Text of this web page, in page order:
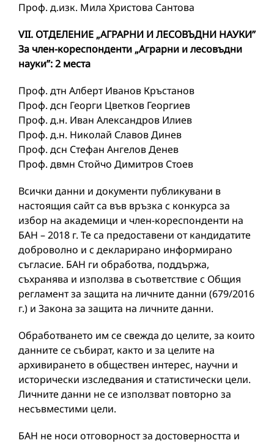
Проф. д.изк. Мила Христова Сантова
VII. ОТДЕЛЕНИЕ „АГРАРНИ И ЛЕСОВЪДНИ НАУКИ”
За член-кореспонденти „Аграрни и лесовъдни
науки”: 2 мeстa
Проф. дтн Алберт Иванов Кръстанов
Проф. дсн Георги Цветков Георгиев
Проф. д.н. Иван Александров Илиев
Проф. д.н. Николай Славов Динев
Проф. дсн Стефан Ангелов Денев
Проф. двмн Стойчо Димитров Стоев
Всички данни и документи публикувани в
настоящия сайт са във връзка с конкурса за
избор на академици и член-кореспонденти на
БАН – 2018 г. Те са предоставени от кандидатите
доброволно и с декларирано информирано
съгласие. БАН ги обработва, поддържа,
съхранява и използва в съответствие с Общия
регламент за защита на личните данни (679/2016
г.) и Закона за защита на личните данни.
Обработването им се свежда до целите, за които
данните се събират, както и за целите на
архивирането в обществен интерес, научни и
исторически изследвания и статистически цели.
Личните данни не се използват повторно за
несъвместими цели.
БАН не носи отговорност за достоверността и